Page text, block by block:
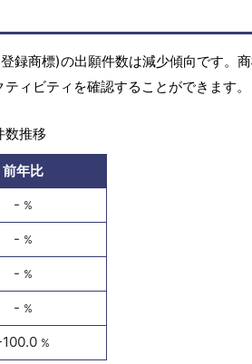
録商標)の出願件数は減少傾向です。
ィビティを確認することができます。
推移
前年比
- %
- %
- %
- %
%